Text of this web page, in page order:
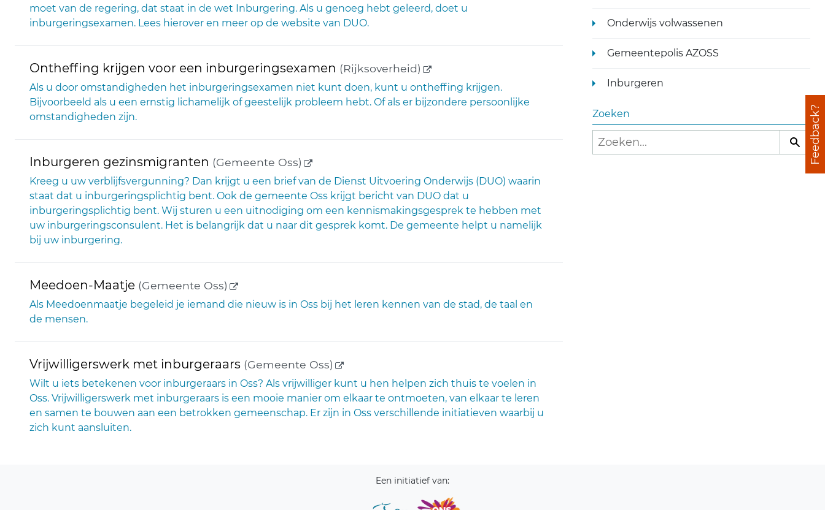
moet van de regering, dat staat in de wet Inburgering. Als u genoeg hebt geleerd, doet u
inburgeringsexamen. Lees hierover en meer op de website van DUO.
Ontheffing krijgen voor een inburgeringsexamen (Rijksoverheid) (externe link)
Als u door omstandigheden het inburgeringsexamen niet kunt doen, kunt u ontheffing krijgen.
Bijvoorbeeld als u een ernstig lichamelijk of geestelijk probleem hebt. Of als er bijzondere persoonlijke
omstandigheden zijn.
Inburgeren gezinsmigranten (Gemeente Oss) (externe link)
Kreeg u uw verblijfsvergunning? Dan krijgt u een brief van de Dienst Uitvoering Onderwijs (DUO) waarin
staat dat u inburgeringsplichtig bent. Ook de gemeente Oss krijgt bericht van DUO dat u
inburgeringsplichtig bent. Wij sturen u een uitnodiging om een kennismakingsgesprek te hebben met
uw inburgeringsconsulent. Het is belangrijk dat u naar dit gesprek komt. De gemeente helpt u namelijk
bij uw inburgering.
Meedoen-Maatje (Gemeente Oss) (externe link)
Als Meedoenmaatje begeleid je iemand die nieuw is in Oss bij het leren kennen van de stad, de taal en
de mensen.
Vrijwilligerswerk met inburgeraars (Gemeente Oss) (externe link)
Wilt u iets betekenen voor inburgeraars in Oss? Als vrijwilliger kunt u hen helpen zich thuis te voelen in
Oss. Vrijwilligerswerk met inburgeraars is een mooie manier om elkaar te ontmoeten, van elkaar te leren
en samen te bouwen aan een betrokken gemeenschap. Er zijn in Oss verschillende initiatieven waarbij u
zich kunt aansluiten.
Onderwijs volwassenen
Gemeentepolis AZOSS
Inburgeren
Zoeken Feedback?
Een initiatief van: